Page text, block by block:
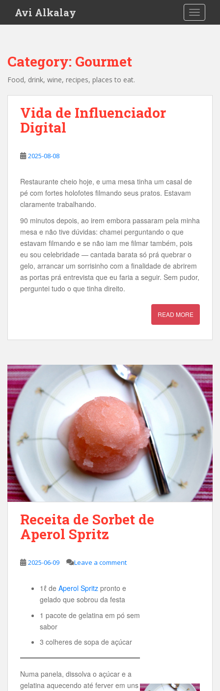
i
Avi Alkalay
Category: Gourmet
Food, drink, wine, recipes, places to eat.
Vida de Influenciador
Digital
2025-08-08
Restaurante cheio hoje, e uma mesa tinha um casal de
pé com fortes holofotes filmando seus pratos. Estavam
claramente trabalhando.
90 minutos depois, ao irem embora passaram pela minha
mesa e não tive dúvidas: chamei perguntando o que
estavam filmando e se não iam me filmar também, pois
eu sou celebridade — cantada barata só prá quebrar o
gelo, arrancar um sorrisinho com a finalidade de abrirem
as portas prá entrevista que eu faria a seguir. Sem pudor,
perguntei tudo o que tinha direito.
READ MORE
Receita de Sorbet de
Aperol Spritz
2025-06-09 Leave a comment
1ℓ de Aperol Spritz pronto e
gelado que sobrou da festa
1 pacote de gelatina em pó sem
sabor
3 colheres de sopa de açúcar
Numa panela, dissolva o açúcar e a
gelatina aquecendo até ferver em uns